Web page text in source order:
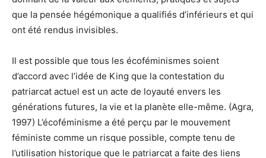
que la pensée hégémonique a qualifiés d’inférieurs et qui
ont été rendus invisibles.
Il est possible que tous les écoféminismes soient
d’accord avec l’idée de King que la contestation du
patriarcat actuel est un acte de loyauté envers les
générations futures, la vie et la planète elle-même. (Agra,
1997) L’écoféminisme a été perçu par le mouvement
féministe comme un risque possible, compte tenu de
l’utilisation historique que le patriarcat a faite des liens